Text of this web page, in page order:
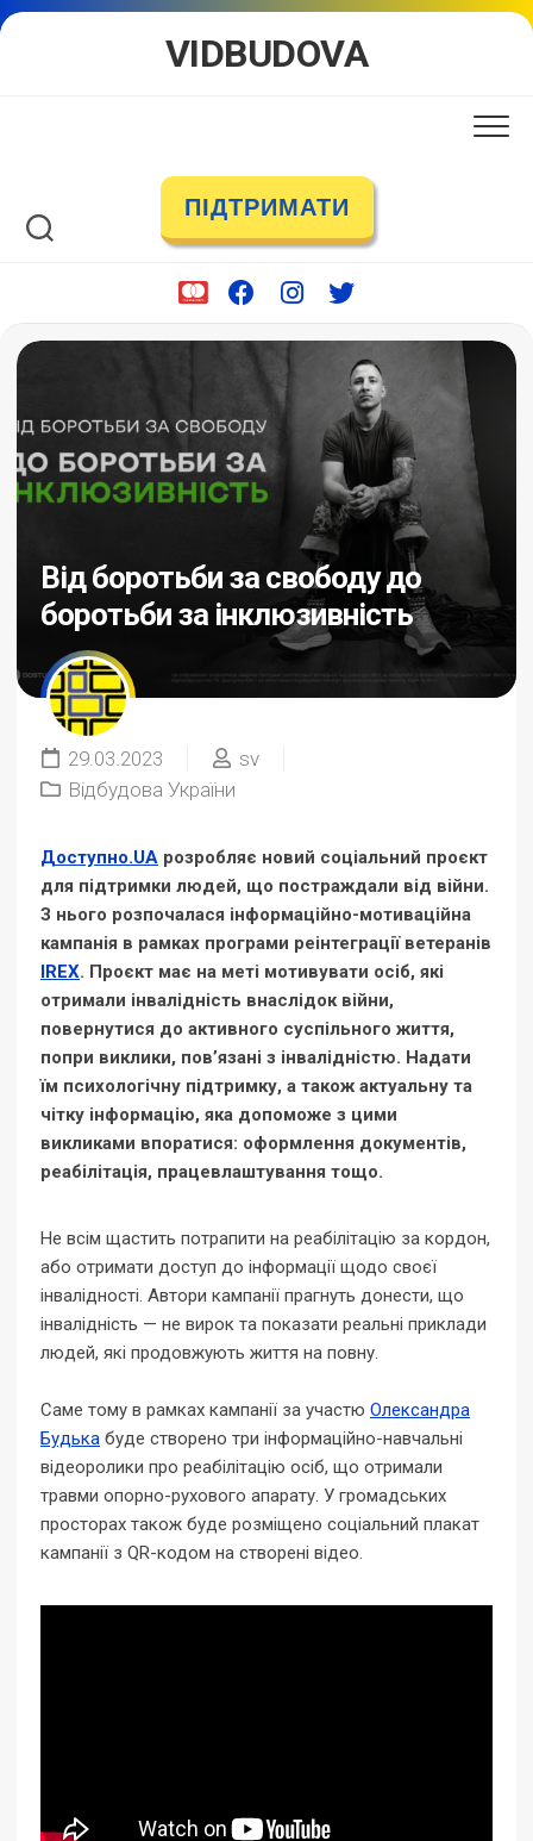
Skip
VIDBUDOVA
ПІДТРИМАТИ
Від боротьби за свободу до
боротьби за інклюзивність
29.03.2023
sv
Відбудова України
Доступно.UA розробляє новий соціальний проєкт
для підтримки людей, що постраждали від війни.
З нього розпочалася інформаційно-мотиваційна
кампанія в рамках програми реінтеграції ветеранів
IREX. Проєкт має на меті мотивувати осіб, які
отримали інвалідність внаслідок війни,
повернутися до активного суспільного життя,
попри виклики, пов’язані з інвалідністю. Надати
їм психологічну підтримку, а також актуальну та
чітку інформацію, яка допоможе з цими
викликами впоратися: оформлення документів,
реабілітація, працевлаштування тощо.
Не всім щастить потрапити на реабілітацію за кордон,
або отримати доступ до інформації щодо своєї
інвалідності. Автори кампанії прагнуть донести, що
інвалідність — не вирок та показати реальні приклади
людей, які продовжують життя на повну.
Саме тому в рамках кампанії за участю Олександра
Будька буде створено три інформаційно-навчальні
відеоролики про реабілітацію осіб, що отримали
травми опорно-рухового апарату. У громадських
просторах також буде розміщено соціальний плакат
кампанії з QR-кодом на створені відео.